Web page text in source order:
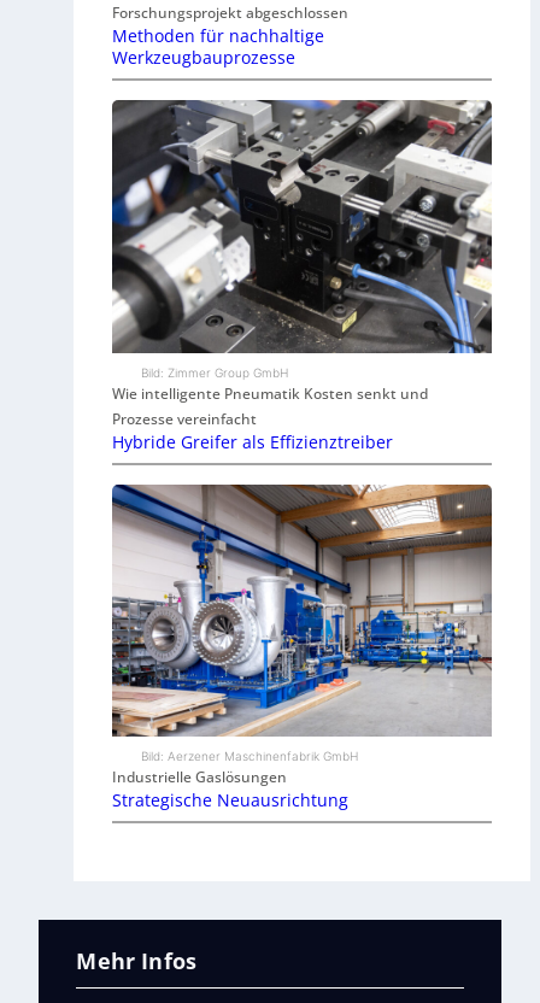
Forschungsprojekt abgeschlossen
Methoden für nachhaltige
Werkzeugbauprozesse
Bild: Zimmer Group GmbH
Wie intelligente Pneumatik Kosten senkt und
Prozesse vereinfacht
Hybride Greifer als Effizienztreiber
Bild: Aerzener Maschinenfabrik GmbH
Industrielle Gaslösungen
Strategische Neuausrichtung
Mehr Infos